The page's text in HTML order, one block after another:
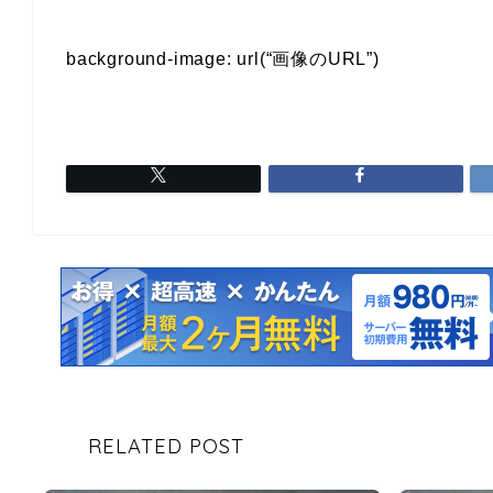
background-image: url(“画像のURL”)
RELATED POST